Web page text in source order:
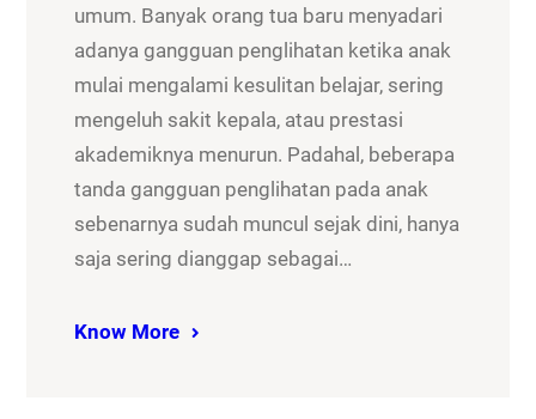
umum. Banyak orang tua baru menyadari
adanya gangguan penglihatan ketika anak
mulai mengalami kesulitan belajar, sering
mengeluh sakit kepala, atau prestasi
akademiknya menurun. Padahal, beberapa
tanda gangguan penglihatan pada anak
sebenarnya sudah muncul sejak dini, hanya
saja sering dianggap sebagai…
Know More